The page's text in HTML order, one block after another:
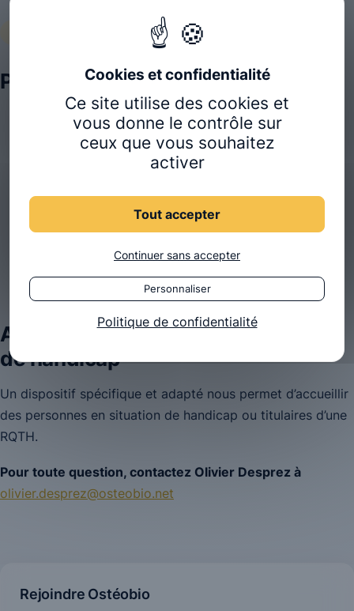
Plusieurs voies
Cabinet libéral en solo ou en cabinet de groupe
Collaboration au sein d’un cabinet pluridisciplinaire
Ostéopathie en entreprise
Ostéopathie pédiatrique ou obstétrique
Enseignement, formation continue
Recherche, contribution à la littérature scientifique
Accès aux personnes en situation
de handicap
Un dispositif spécifique et adapté nous permet d’accueillir
des personnes en situation de handicap ou titulaires d’une
RQTH.
Pour toute question, contactez Olivier Desprez à
olivier.desprez@osteobio.net
Rejoindre Ostéobio
Ce site utilise des cookies et
vous donne le contrôle sur
ceux que vous souhaitez
activer
Tout accepter
Continuer sans accepter
Personnaliser
Politique de confidentialité